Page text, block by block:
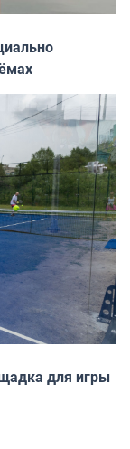
для игры